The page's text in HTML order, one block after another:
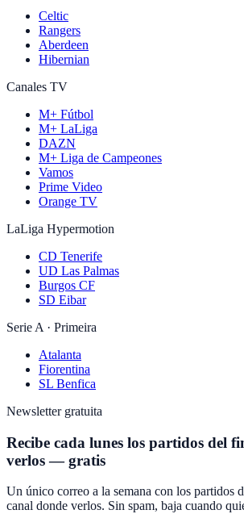
Celtic
Rangers
Aberdeen
Hibernian
Canales TV
M+ Fútbol
M+ LaLiga
DAZN
M+ Liga de Campeones
Vamos
Prime Video
Orange TV
LaLiga Hypermotion
CD Tenerife
UD Las Palmas
Burgos CF
SD Eibar
Serie A · Primeira
Atalanta
Fiorentina
SL Benfica
Newsletter gratuita
Recibe cada lunes los partidos del
verlos — gratis
Un único correo a la semana con los partidos
canal donde verlos. Sin spam, baja cuando